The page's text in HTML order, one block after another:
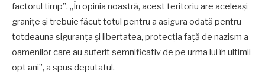
factorul timp”. „În opinia noastră, acest teritoriu are aceleași
granițe și trebuie făcut totul pentru a asigura odată pentru
totdeauna siguranța și libertatea, protecția față de nazism a
oamenilor care au suferit semnificativ de pe urma lui în ultimii
opt ani”, a spus deputatul.